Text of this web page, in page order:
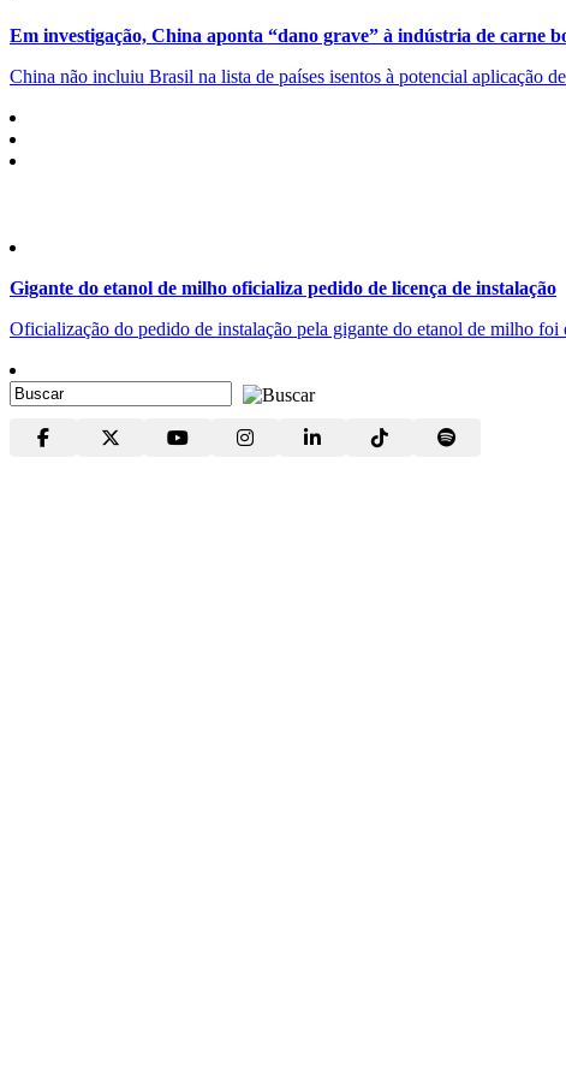
Em investigação, China aponta “dano grave” à indústria de carne
China não incluiu Brasil na lista de países isentos à potencial aplicação
Gigante do etanol de milho oficializa pedido de licença de instalação
Oficialização do pedido de instalação pela gigante do etanol de milho foi